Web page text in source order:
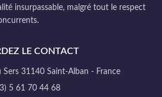
insurpassable, malgré tout le respect
LE CONTACT
Sers 31140 Saint-Alban - France
5 61 70 44 68